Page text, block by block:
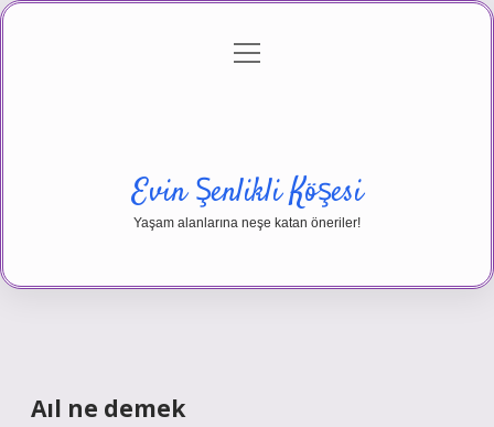
Gizlilik Politikası
menüyü
Evin Şenlikli Köşesi
Yaşam alanlarına neşe katan öneriler!
Aıl ne demek